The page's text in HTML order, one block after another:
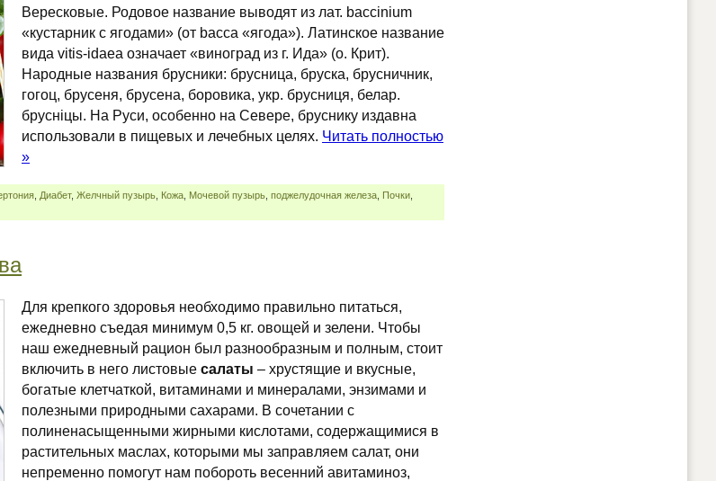
Вересковые. Родовое название выводят из лат. baccinium
«кустарник с ягодами» (от bacca «ягода»). Латинское название
вида vitis-idaea означает «виноград из г. Ида» (о. Крит).
Народные названия брусники: брусница, бруска, брусничник,
гогоц, брусеня, брусена, боровика, укр. брусниця, белар.
брусніцы. На Руси, особенно на Севере, бруснику издавна
использовали в пищевых и лечебных целях. Читать полностью
»
Диабет, Желчный пузырь Кожа Мочевой пузырь поджелудочная железа Почки
Для крепкого здоровья необходимо правильно питаться,
ежедневно съедая минимум 0,5 кг. овощей и зелени. Чтобы
наш ежедневный рацион был разнообразным и полным, стоит
включить в него листовые салаты – хрустящие и вкусные,
богатые клетчаткой, витаминами и минералами, энзимами и
полезными природными сахарами. В сочетании с
полиненасыщенными жирными кислотами, содержащимися в
растительных маслах, которыми мы заправляем салат, они
непременно помогут нам побороть весенний авитаминоз,